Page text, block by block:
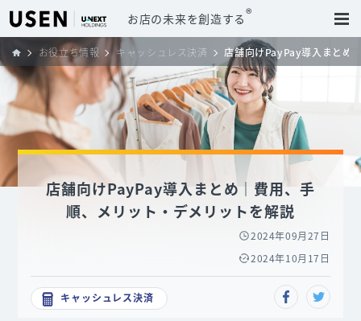
お店の未来を創造する®
お役立ち情報 キャッシュレス決済 店舗向けPayPay導入まとめ
店舗向けPayPay導入まとめ｜費用、手
順、メリット・デメリットを解説
2024年09月27日
2024年10月17日
キャッシュレス決済